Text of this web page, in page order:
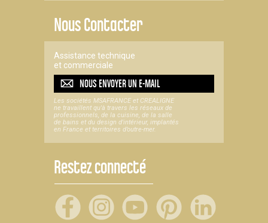
Nous Contacter
Assistance technique
et commerciale
NOUS ENVOYER UNE-MAIL
Les sociétés MSAFRANCE et CREALIGNE
ne travaillent qu'à travers les réseaux de
professionnels, de la cuisine, de la salle
de bains et du design d'intérieur, implantés
en France et territoires d’outre-mer.
Restez connecté